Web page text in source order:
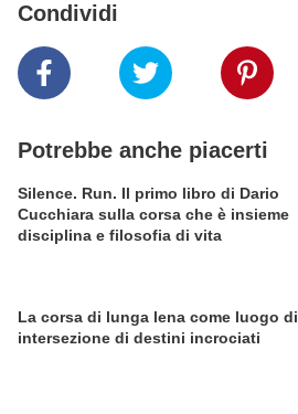
Condividi
Potrebbe anche piacerti
Silence. Run. Il primo libro di Dario
Cucchiara sulla corsa che è insieme
disciplina e filosofia di vita
La corsa di lunga lena come luogo di
intersezione di destini incrociati